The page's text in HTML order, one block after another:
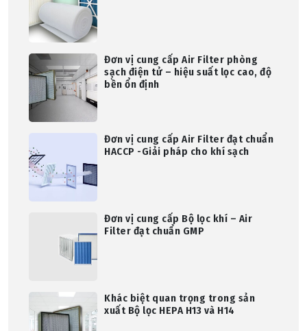
Đơn vị cung cấp Air Filter phòng
sạch điện tử – hiệu suất lọc cao, độ
bền ổn định
Đơn vị cung cấp Air Filter đạt chuẩn
HACCP -Giải pháp cho khí sạch
Đơn vị cung cấp Bộ lọc khí – Air
Filter đạt chuẩn GMP
Khác biệt quan trọng trong sản
xuất Bộ lọc HEPA H13 và H14